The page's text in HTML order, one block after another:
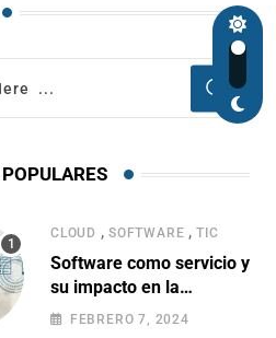
CLOUD , SOFTWARE ,TIC
Software como servicio y
su impacto en la
evolución empresarial
FEBRERO 7, 2024